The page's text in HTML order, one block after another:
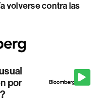
volverse contra las
por